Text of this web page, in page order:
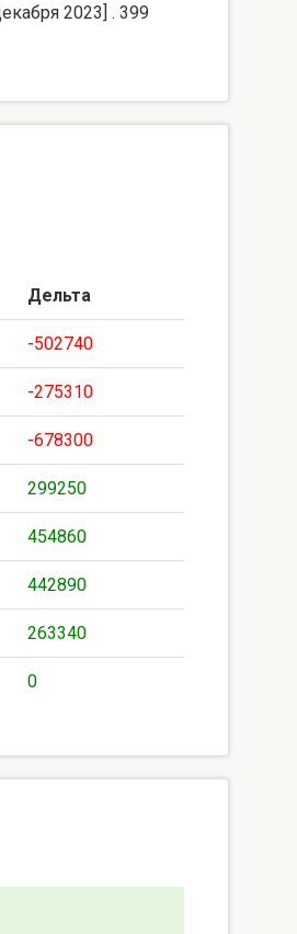
2023] . 399
Дельта
-502740
-275310
-678300
299250
454860
442890
263340
0